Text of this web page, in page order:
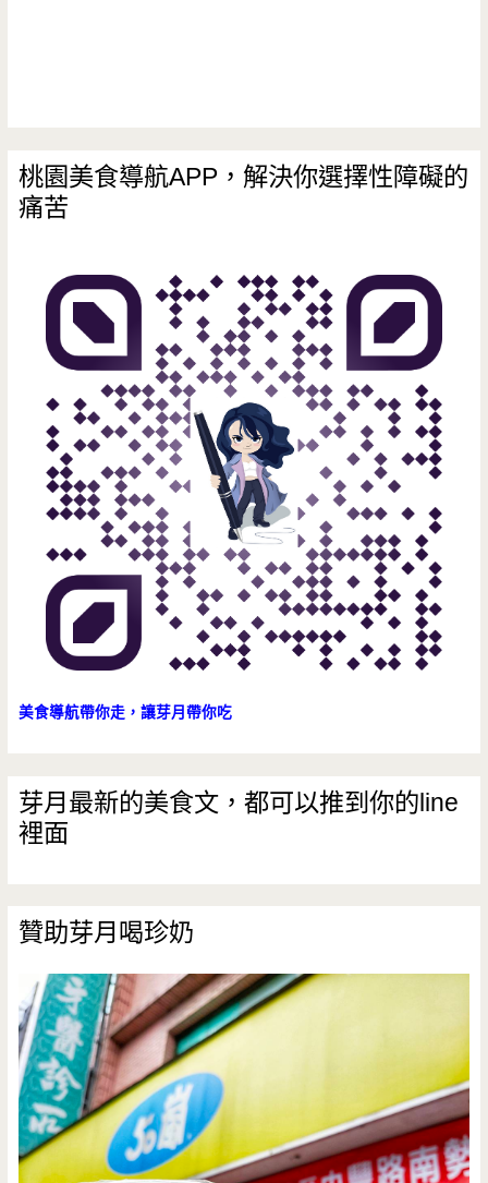
桃園美食導航APP，解決你選擇性障礙的
痛苦
美食導航帶你走，讓芽月帶你吃
芽月最新的美食文，都可以推到你的line
裡面
贊助芽月喝珍奶